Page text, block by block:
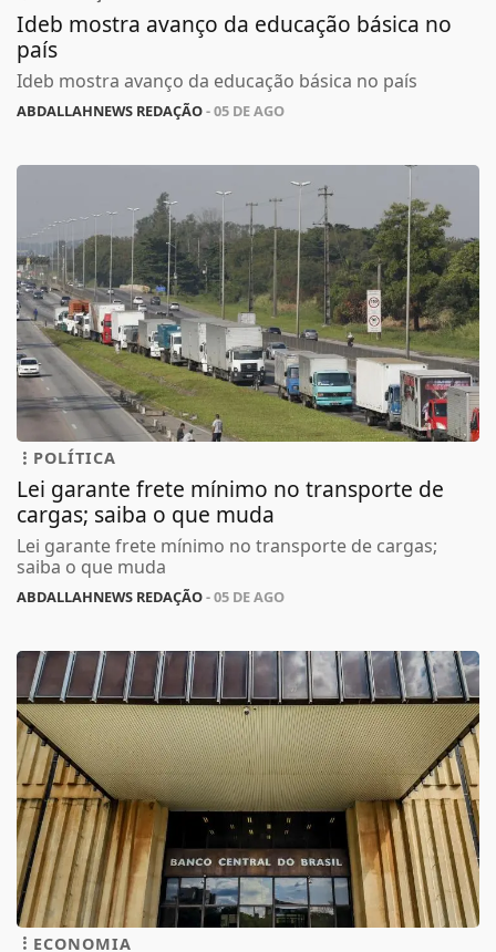
Ideb mostra avanço da educação básica no
país
Ideb mostra avanço da educação básica no país
ABDALLAHNEWS REDAÇÃO- 05 DE AGO
POLÍTICA
Lei garante frete mínimo no transporte de
cargas; saiba o que muda
Lei garante frete mínimo no transporte de cargas;
saiba o que muda
ABDALLAHNEWS REDAÇÃO- 05 DE AGO
ECONOMIA